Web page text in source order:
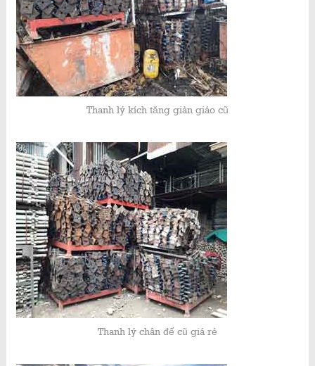
Thanh lý kích tăng giàn giáo cũ
Thanh lý chân đế cũ giá rẻ